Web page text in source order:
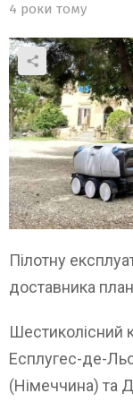
4 роки тому
Пілотну
доставника
Шестиколісний
Есплугес-де-
(Німеччина) та